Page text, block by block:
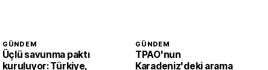
GÜNDEM
Üçlü savunma paktı
kuruluyor: Türkiye,
GÜNDEM
TPAO'nun
Karadeniz'deki arama